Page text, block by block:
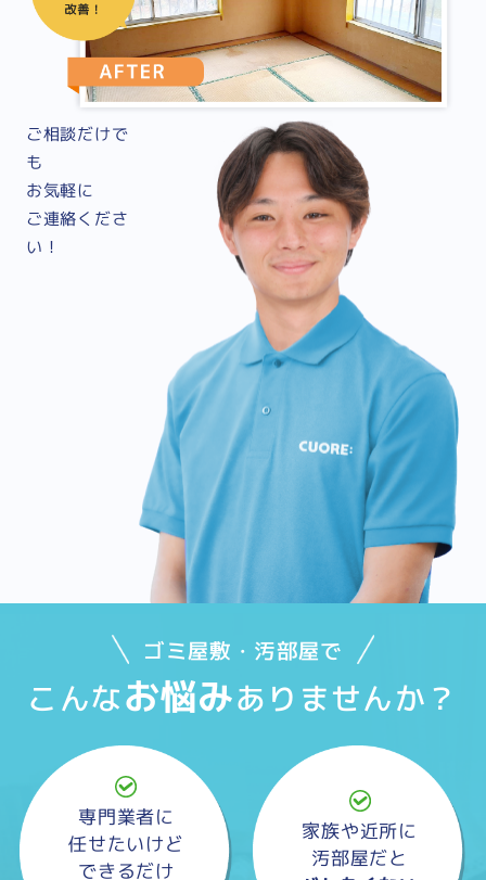
ご相談だけで
も
お気軽に
ご連絡くださ
い！
ゴミ屋敷・汚部屋で
こんなお悩みありませんか？
専門業者に
任せたいけど
できるだけ
家族や近所に
汚部屋だと